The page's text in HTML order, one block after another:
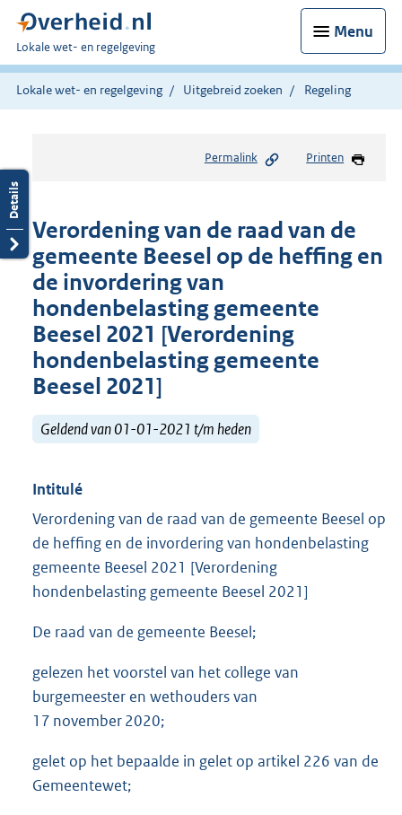
Menu
U
bent
hier:
Lokale wet- en regelgeving
Lokale wet- en regelgeving Uitgebreid zoeken Regeling
Permalink Printen
Verordening van de raad van de
gemeente Beesel op de heffing en
de invordering van
hondenbelasting gemeente
Beesel 2021 [Verordening
hondenbelasting gemeente
Beesel 2021]
Geldend van 01-01-2021 t/m heden
Intitulé
Verordening van de raad van de gemeente Beesel op
de heffing en de invordering van hondenbelasting
gemeente Beesel 2021 [Verordening
hondenbelasting gemeente Beesel 2021]
De raad van de gemeente Beesel;
gelezen het voorstel van het college van
burgemeester en wethouders van
17 november 2020;
gelet op het bepaalde in gelet op artikel 226 van de
Gemeentewet;